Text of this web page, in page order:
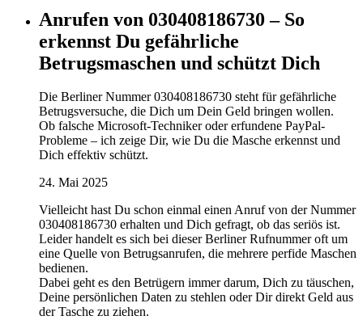
Anrufen von 030408186730 – So
erkennst Du gefährliche
Betrugsmaschen und schützt Dich
Die Berliner Nummer 030408186730 steht für gefährliche
Betrugsversuche, die Dich um Dein Geld bringen wollen.
Ob falsche Microsoft-Techniker oder erfundene PayPal-
Probleme – ich zeige Dir, wie Du die Masche erkennst und
Dich effektiv schützt.
24. Mai 2025
Vielleicht hast Du schon einmal einen Anruf von der Nummer
030408186730 erhalten und Dich gefragt, ob das seriös ist.
Leider handelt es sich bei dieser Berliner Rufnummer oft um
eine Quelle von Betrugsanrufen, die mehrere perfide Maschen
bedienen.
Dabei geht es den Betrügern immer darum, Dich zu täuschen,
Deine persönlichen Daten zu stehlen oder Dir direkt Geld aus
der Tasche zu ziehen.